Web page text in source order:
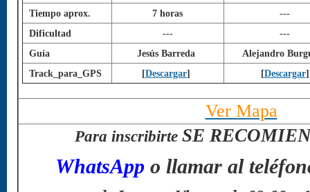
Tiempo aprox.
7 horas
---
Dificultad
---
---
Guía
Jesús Barreda
Alejandro
Track_para_GPS
[Descargar] [Descargar]
Ver Mapa
Para inscribirte SE
WhatsApp o llamar al